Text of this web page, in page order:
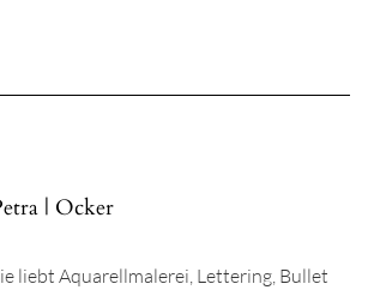
| Ocker
liebt Aquarellmalerei, Lettering, Bullet